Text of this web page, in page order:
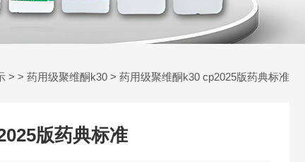
> > 药用级聚维酮k30 > 药用级聚维酮k30 cp2025版药典标准
版药典标准